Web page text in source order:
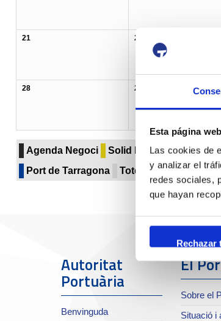
Esta página
Las cookies de
y analizar el
redes sociales,
que hayan
Rechazar
21 22
28 29
Agenda Negoci Solid bulk Liquid bulk
Port de Tarragona
Totes les categories...
Autoritat
Portuària
Benvinguda
El
Sobre el
Situació i